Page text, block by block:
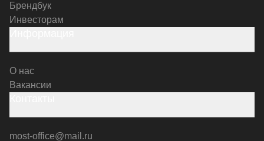
Брендбук
Инвесторам
О нас
Вакансии
most-office@mail.ru